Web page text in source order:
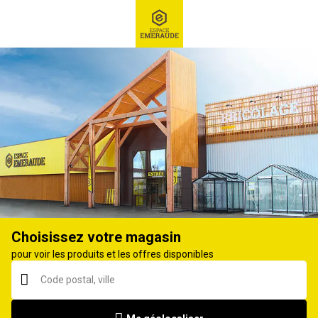
Ex : Robot tondeuse, ...
Semences potagères et bulbes
Choisissez votre magasin
pour voir les produits et les offres disponibles